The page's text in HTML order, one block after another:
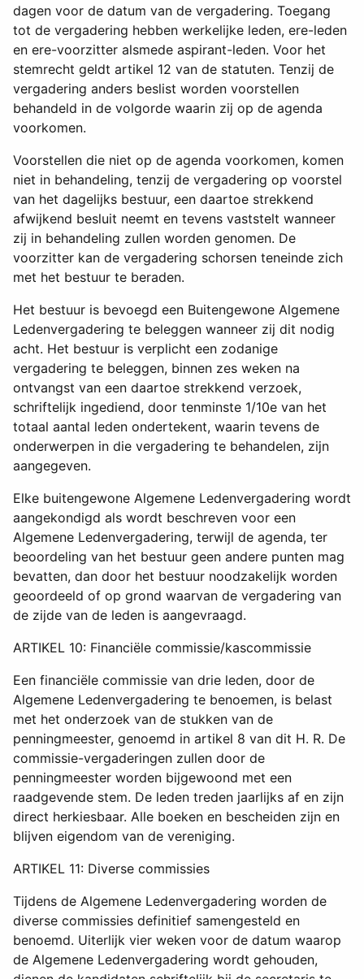
dagen voor de datum van de vergadering. Toegang
tot de vergadering hebben werkelijke leden, ere-leden
en ere-voorzitter alsmede aspirant-leden. Voor het
stemrecht geldt artikel 12 van de statuten. Tenzij de
vergadering anders beslist worden voorstellen
behandeld in de volgorde waarin zij op de agenda
voorkomen.
Voorstellen die niet op de agenda voorkomen, komen
niet in behandeling, tenzij de vergadering op voorstel
van het dagelijks bestuur, een daartoe strekkend
afwijkend besluit neemt en tevens vaststelt wanneer
zij in behandeling zullen worden genomen. De
voorzitter kan de vergadering schorsen teneinde zich
met het bestuur te beraden.
Het bestuur is bevoegd een Buitengewone Algemene
Ledenvergadering te beleggen wanneer zij dit nodig
acht. Het bestuur is verplicht een zodanige
vergadering te beleggen, binnen zes weken na
ontvangst van een daartoe strekkend verzoek,
schriftelijk ingediend, door tenminste 1/10e van het
totaal aantal leden ondertekent, waarin tevens de
onderwerpen in die vergadering te behandelen, zijn
aangegeven.
Elke buitengewone Algemene Ledenvergadering wordt
aangekondigd als wordt beschreven voor een
Algemene Ledenvergadering, terwijl de agenda, ter
beoordeling van het bestuur geen andere punten mag
bevatten, dan door het bestuur noodzakelijk worden
geoordeeld of op grond waarvan de vergadering van
de zijde van de leden is aangevraagd.
ARTIKEL 10: Financiële commissie/kascommissie
Een financiële commissie van drie leden, door de
Algemene Ledenvergadering te benoemen, is belast
met het onderzoek van de stukken van de
penningmeester, genoemd in artikel 8 van dit H. R. De
commissie-vergaderingen zullen door de
penningmeester worden bijgewoond met een
raadgevende stem. De leden treden jaarlijks af en zijn
direct herkiesbaar. Alle boeken en bescheiden zijn en
blijven eigendom van de vereniging.
ARTIKEL 11: Diverse commissies
Tijdens de Algemene Ledenvergadering worden de
diverse commissies definitief samengesteld en
benoemd. Uiterlijk vier weken voor de datum waarop
de Algemene Ledenvergadering wordt gehouden,